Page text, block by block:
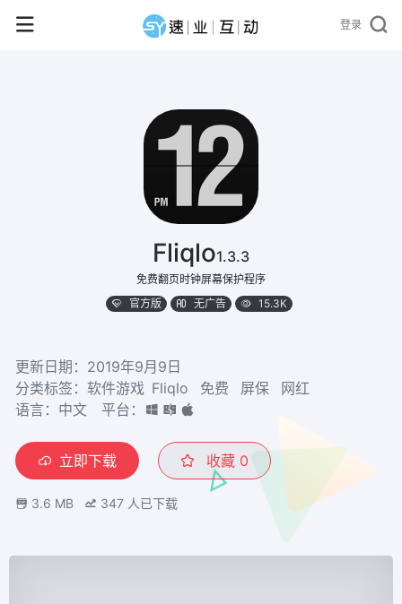
登录
Fliqlo1.3.3
免费翻页时钟屏幕保护程序
官方版
无广告 15.3K
更新日期：2019年9月9日
分类标签： 软件游戏 Fliqlo 免费 屏保
网红
语言：中文
平台：
立即下载 收藏 0
3.6 MB 347 人已下载